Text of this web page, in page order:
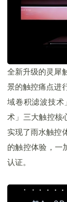
全新升级的灵犀
景的触控痛点进
域卷积滤波技术
术」三大触控核
实现了雨水触控
的触控体验，一
认证。